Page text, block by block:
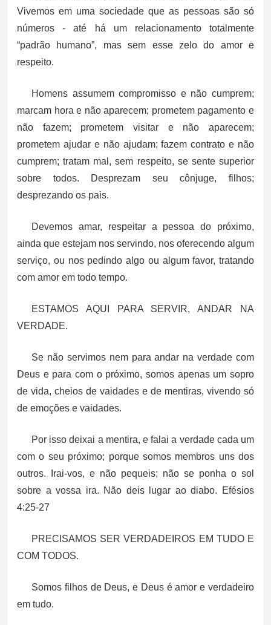
Vivemos em uma sociedade que as pessoas são só
números - até há um relacionamento totalmente
“padrão humano”, mas sem esse zelo do amor e
respeito.
Homens assumem compromisso e não cumprem;
marcam hora e não aparecem; prometem pagamento e
não fazem; prometem visitar e não aparecem;
prometem ajudar e não ajudam; fazem contrato e não
cumprem; tratam mal, sem respeito, se sente superior
sobre todos. Desprezam seu cônjuge, filhos;
desprezando os pais.
Devemos amar, respeitar a pessoa do próximo,
ainda que estejam nos servindo, nos oferecendo algum
serviço, ou nos pedindo algo ou algum favor, tratando
com amor em todo tempo.
ESTAMOS AQUI PARA SERVIR, ANDAR NA
VERDADE.
Se não servimos nem para andar na verdade com
Deus e para com o próximo, somos apenas um sopro
de vida, cheios de vaidades e de mentiras, vivendo só
de emoções e vaidades.
Por isso deixai a mentira, e falai a verdade cada um
com o seu próximo; porque somos membros uns dos
outros. Irai-vos, e não pequeis; não se ponha o sol
sobre a vossa ira. Não deis lugar ao diabo. Efésios
4:25-27
PRECISAMOS SER VERDADEIROS EM TUDO E
COM TODOS.
Somos filhos de Deus, e Deus é amor e verdadeiro
em tudo.